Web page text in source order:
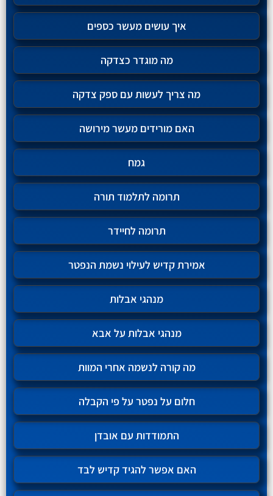
איך עושים מעשר כספים
מה מוגדר כצדקה
מה צריך לעשות עם ספק צדקה
האם מורידים מעשר מירושה
גמח
תרומה לתלמוד תורה
תרומה לחיידר
אמירת קדיש לעילוי נשמת הנפטר
מנהגי אבלות
מנהגי אבלות על אבא
מה קורה לנשמה אחרי המוות
חלום על נפטר על פי הקבלה
התמודדות עם אובדן
האם אפשר להגיד קדיש לבד